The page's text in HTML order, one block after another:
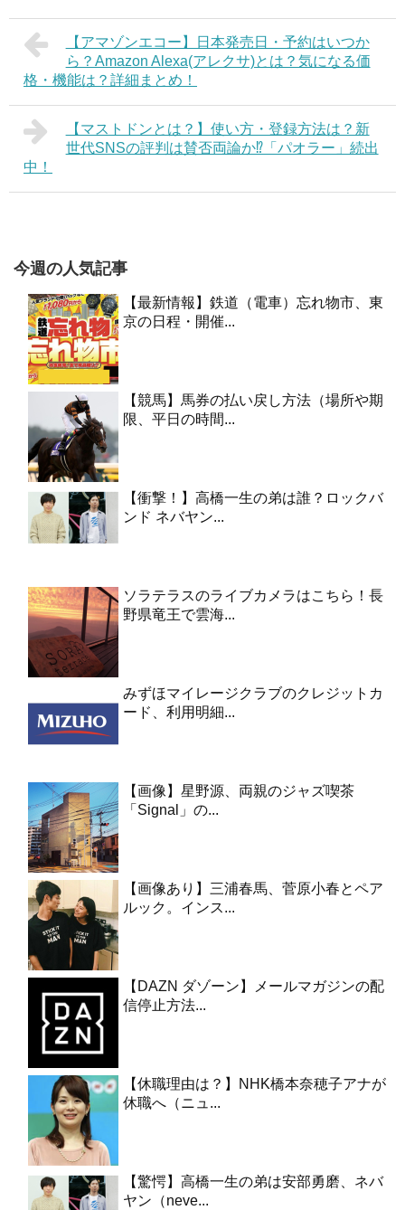
【アマゾンエコー】日本発売日・予約はいつか
ら？Amazon Alexa(アレクサ)とは？気になる価
格・機能は？詳細まとめ！
【マストドンとは？】使い方・登録方法は？新
世代SNSの評判は賛否両論か⁉︎「パオラー」続出
中！
今週の人気記事
【最新情報】鉄道（電車）忘れ物市、東
京の日程・開催...
【競馬】馬券の払い戻し方法（場所や期
限、平日の時間...
【衝撃！】高橋一生の弟は誰？ロックバ
ンド ネバヤン...
ソラテラスのライブカメラはこちら！長
野県竜王で雲海...
みずほマイレージクラブのクレジットカ
ード、利用明細...
【画像】星野源、両親のジャズ喫茶
「Signal」の...
【画像あり】三浦春馬、菅原小春とペア
ルック。インス...
【DAZN ダゾーン】メールマガジンの配
信停止方法...
【休職理由は？】NHK橋本奈穂子アナが
休職へ（ニュ...
【驚愕】高橋一生の弟は安部勇磨、ネバ
ヤン（neve...